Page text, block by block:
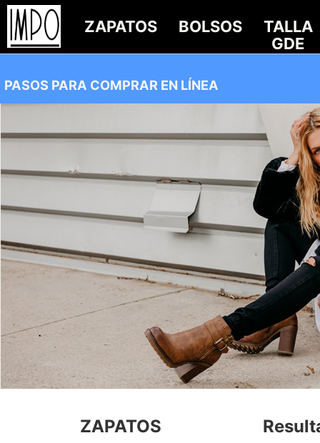
ZAPATOS BOLSOS
TALLA
GDE
PASOS PARA COMPRAR EN LÍNEA
ZAPATOS